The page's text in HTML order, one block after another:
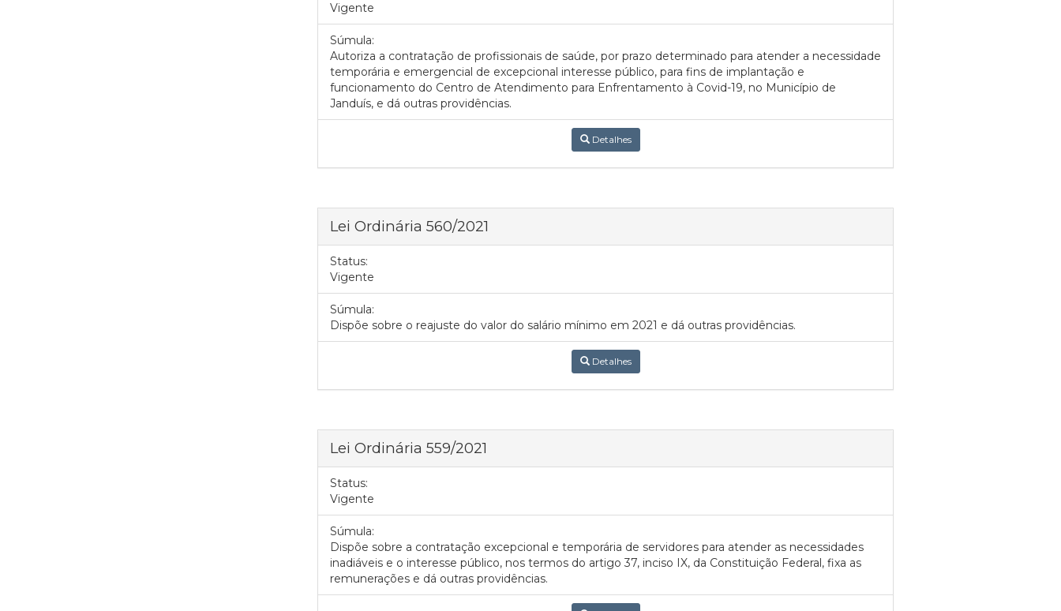
Vigente
Súmula:
Autoriza a contratação de profissionais de saúde, por prazo determinado para atender a necessidade
temporária e emergencial de excepcional interesse público, para fins de implantação e
funcionamento do Centro de Atendimento para Enfrentamento à Covid-19, no Município de
Janduís, e dá outras providências.
Detalhes
Lei Ordinária 560/2021
Status:
Vigente
Súmula:
Dispõe sobre o reajuste do valor do salário mínimo em 2021 e dá outras providências.
Detalhes
Lei Ordinária 559/2021
Status:
Vigente
Súmula:
Dispõe sobre a contratação excepcional e temporária de servidores para atender as necessidades
inadiáveis e o interesse público, nos termos do artigo 37, inciso IX, da Constituição Federal, fixa as
remunerações e dá outras providências.